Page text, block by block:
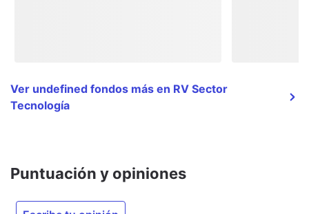
Ver undefined fondos más en RV Sector
Tecnología
Puntuación y opiniones